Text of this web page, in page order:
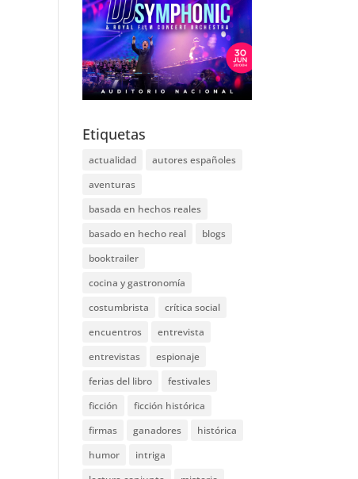
Etiquetas
actualidad
autores españoles
aventuras
basada en hechos reales
basado en hecho real
blogs
booktrailer
cocina y gastronomía
costumbrista
crítica social
encuentros
entrevista
entrevistas
espionaje
ferias del libro
festivales
ficción
ficción histórica
firmas
ganadores
histórica
humor
intriga